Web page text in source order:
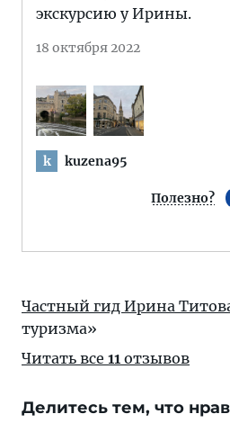
экскурсию у Ирины.
18 октября 2022
k kuzena95
Полезно?
Частный гид Ирина
туризма»
Читать все 11 отзывов
Делитесь тем, что